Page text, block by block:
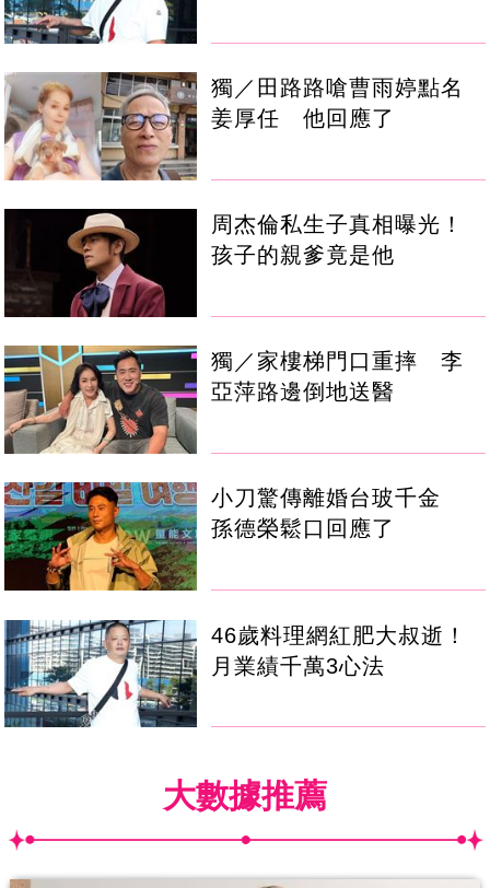
獨／田路路嗆曹雨婷點名
姜厚任 他回應了
周杰倫私生子真相曝光！
孩子的親爹竟是他
獨／家樓梯門口重摔 李
亞萍路邊倒地送醫
小刀驚傳離婚台玻千金
孫德榮鬆口回應了
46歲料理網紅肥大叔逝！
月業績千萬3心法
大數據推薦